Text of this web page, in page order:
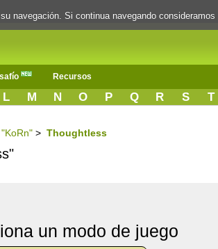
Recursos
L M N O P Q R S T
> Thoughtless
un modo de juego
navegación. Si continua navegando